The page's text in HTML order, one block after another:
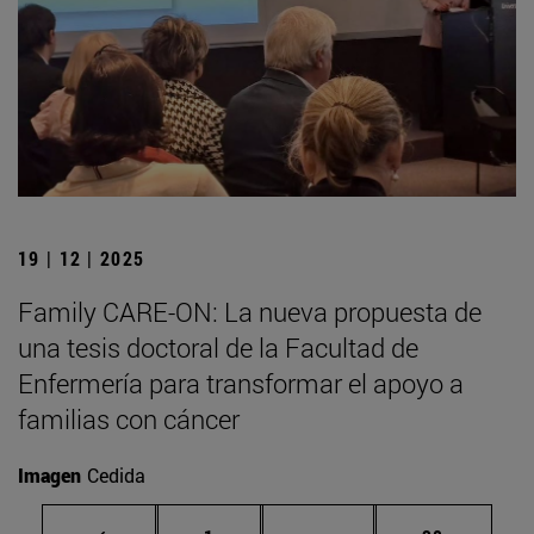
19 | 12 | 2025
Family CARE-ON: La nueva propuesta de
una tesis doctoral de la Facultad de
Enfermería para transformar el apoyo a
familias con cáncer
Imagen Cedida